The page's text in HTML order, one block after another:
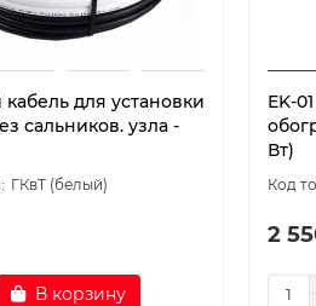
для установки
сальников. узла -
ГКвТ (белый)
В корзину
EK-
Вт)
2